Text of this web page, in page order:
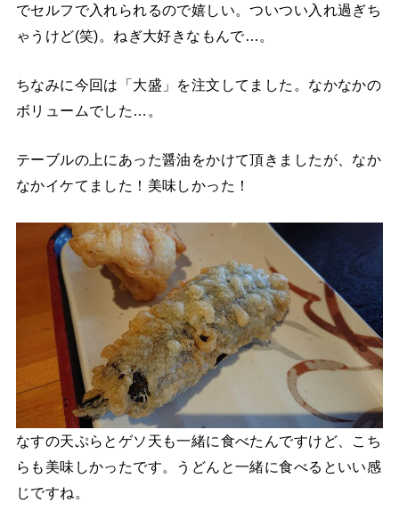
でセルフで入れられるので嬉しい。ついつい入れ過ぎち
ゃうけど(笑)。ねぎ大好きなもんで…。
ちなみに今回は「大盛」を注文してました。なかなかの
ボリュームでした…。
テーブルの上にあった醤油をかけて頂きましたが、なか
なかイケてました！美味しかった！
なすの天ぷらとゲソ天も一緒に食べたんですけど、こち
らも美味しかったです。うどんと一緒に食べるといい感
じですね。